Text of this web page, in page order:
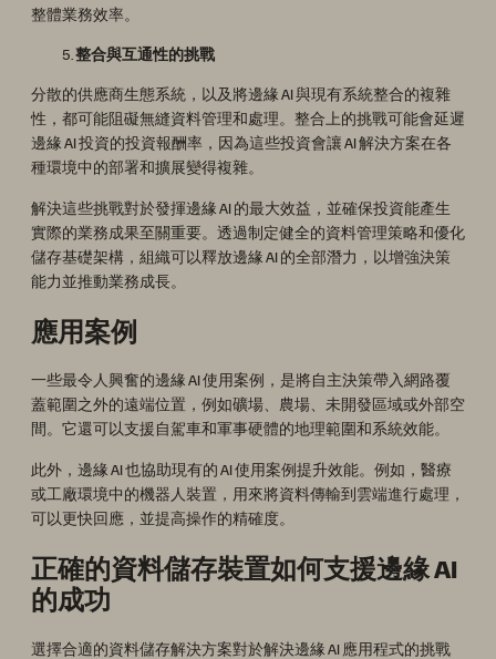
整體業務效率。
整合與互通性的挑戰
分散的供應商生態系統，以及將邊緣 AI 與現有系統整合的複雜
性，都可能阻礙無縫資料管理和處理。整合上的挑戰可能會延遲
邊緣 AI 投資的投資報酬率，因為這些投資會讓 AI 解決方案在各
種環境中的部署和擴展變得複雜。
解決這些挑戰對於發揮邊緣 AI 的最大效益，並確保投資能產生
實際的業務成果至關重要。透過制定健全的資料管理策略和優化
儲存基礎架構，組織可以釋放邊緣 AI 的全部潛力，以增強決策
能力並推動業務成長。
應用案例
一些最令人興奮的邊緣 AI 使用案例，是將自主決策帶入網路覆
蓋範圍之外的遠端位置，例如礦場、農場、未開發區域或外部空
間。它還可以支援自駕車和軍事硬體的地理範圍和系統效能。
此外，邊緣 AI 也協助現有的 AI 使用案例提升效能。例如，醫療
或工廠環境中的機器人裝置，用來將資料傳輸到雲端進行處理，
可以更快回應，並提高操作的精確度。
正確的資料儲存裝置如何支援邊緣 AI
的成功
選擇合適的資料儲存解決方案對於解決邊緣 AI 應用程式的挑戰